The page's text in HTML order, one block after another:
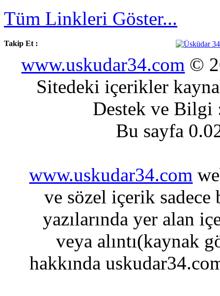
Tüm Linkleri Göster...
Takip Et :
www.uskudar34.com ©
Sitedeki içerikler
Destek ve
Bu sayfa
www.uskudar34.com
ve sözel içerik sadece
yazılarında yer alan
veya alıntı(kaynak
hakkında